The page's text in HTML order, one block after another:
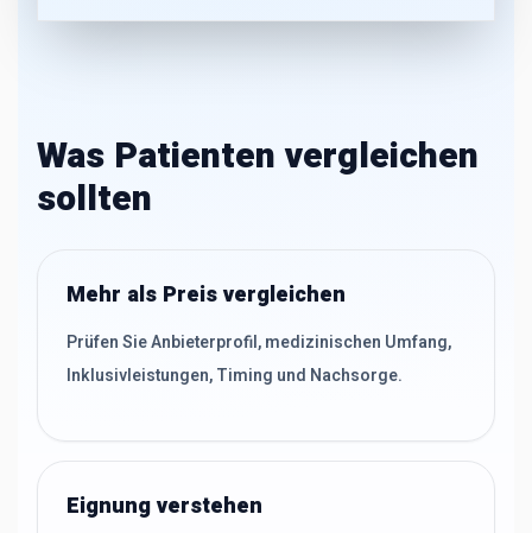
Was Patienten vergleichen
sollten
Mehr als Preis vergleichen
Prüfen Sie Anbieterprofil, medizinischen Umfang,
Inklusivleistungen, Timing und Nachsorge.
Eignung verstehen